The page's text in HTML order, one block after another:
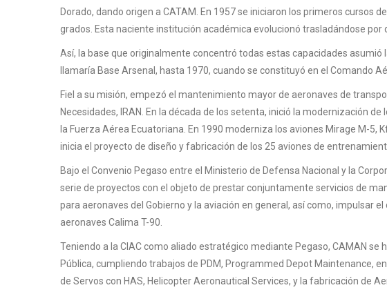
Dorado, dando origen a CATAM. En 1957 se iniciaron los primeros cursos
grados. Esta naciente institución académica evolucionó trasladándose
Así, la base que originalmente concentró todas estas capacidades
llamaría Base Arsenal, hasta 1970, cuando se constituyó en el Comando
Fiel a su misión, empezó el mantenimiento mayor de aeronaves de
Necesidades, IRAN. En la década de los setenta, inició la modernización
la Fuerza Aérea Ecuatoriana. En 1990 moderniza los aviones Mirage M-5,
inicia el proyecto de diseño y fabricación de los 25 aviones de
Bajo el Convenio Pegaso entre el Ministerio de Defensa Nacional y la
serie de proyectos con el objeto de prestar conjuntamente servicios de
para aeronaves del Gobierno y la aviación en general, así como, impulsar
aeronaves Calima T-90.
Teniendo a la CIAC como aliado estratégico mediante Pegaso, CAMAN
Pública, cumpliendo trabajos de PDM, Programmed Depot Maintenance,
de Servos con HAS, Helicopter Aeronautical Services, y la fabricación de